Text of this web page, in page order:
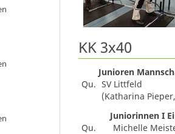
KK 3x40
Junioren
Qu. SV Littfeld
(Katharina
Juniorinnen I
Qu.
Michelle